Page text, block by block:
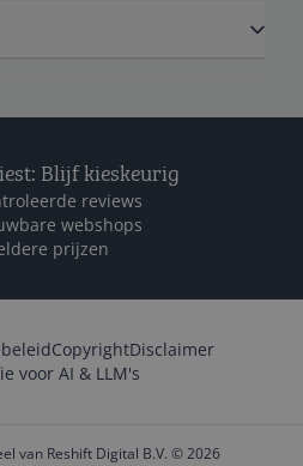
Blijf kieskeurig
reviews
webshops
prijzen
CopyrightDisclaimer
voor AI & LLM's
van Reshift Digital B.V. © 2026